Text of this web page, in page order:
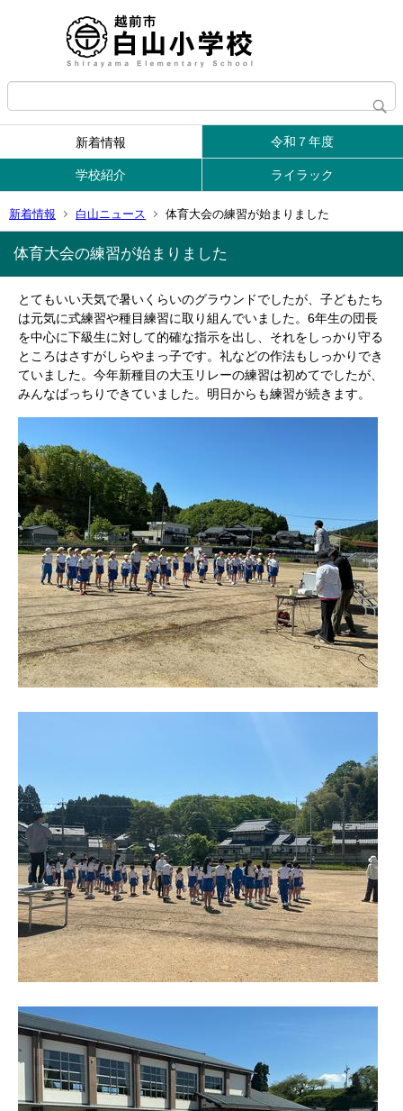
新着情報 令和７年度
学校紹介 ライラック
新着情報 白山ニュース 体育大会の練習が始まりました
体育大会の練習が始まりました
とてもいい天気で暑いくらいのグラウンドでしたが、子どもたち
は元気に式練習や種目練習に取り組んでいました。6年生の団長
を中心に下級生に対して的確な指示を出し、それをしっかり守る
ところはさすがしらやまっ子です。礼などの作法もしっかりでき
ていました。今年新種目の大玉リレーの練習は初めてでしたが、
みんなばっちりできていました。明日からも練習が続きます。